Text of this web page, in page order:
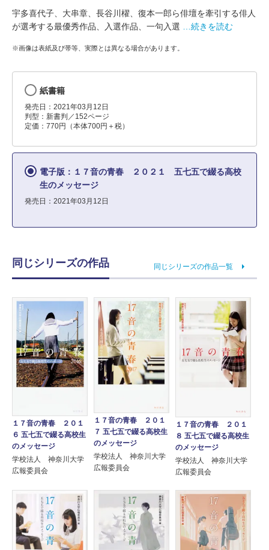
宇多喜代子、大串章、長谷川櫂、復本一郎ら俳壇を牽引する俳人
が選考する最優秀作品、入選作品、一句入選
…続きを読む
※画像は表紙及び帯等、実際とは異なる場合があります。
紙書籍
発売日：2021年03月12日
判型：新書判／152ページ
定価：770円（本体700円＋税）
電子版：１７音の青春 ２０２１ 五七五で綴る高校
生のメッセージ
発売日：2021年03月12日
同じシリーズの作品 同じシリーズの作品一覧
１７音の青春 ２０１
６ 五七五で綴る高校生
のメッセージ
学校法人 神奈川大学
広報委員会
１７音の青春 ２０１
７ 五七五で綴る高校生
のメッセージ
学校法人 神奈川大学
広報委員会
１７音の青春 ２０１
８ 五七五で綴る高校生
のメッセージ
学校法人 神奈川大学
広報委員会